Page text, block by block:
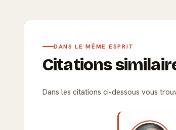
DANS LE MÊME ESPRIT
Citations
Dans les citations ci-dessous vous